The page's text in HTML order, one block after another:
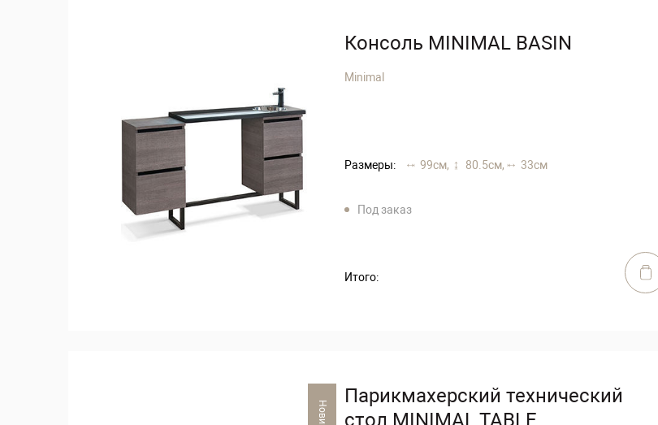
Консоль MINIMAL BASIN
Minimal
Размеры: 99 см, 80.5 см, 33 см
Под заказ
Итого:
Парикмахерский технический
стол MINIMAL TABLE